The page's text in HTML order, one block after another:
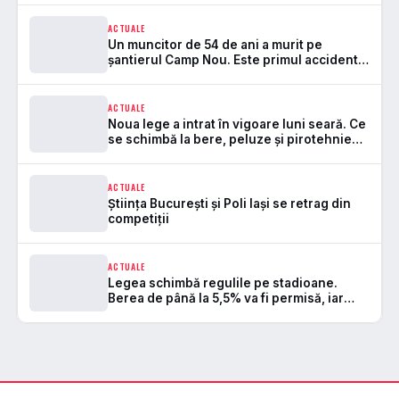
ACTUALE
Un muncitor de 54 de ani a murit pe
șantierul Camp Nou. Este primul accident
ACTUALE
Noua lege a intrat în vigoare luni seară. Ce
se schimbă la bere, peluze și pirotehnie
ACTUALE
Știința București și Poli Iași se retrag din
competiții
ACTUALE
Legea schimbă regulile pe stadioane.
Berea de până la 5,5% va fi permisă, iar